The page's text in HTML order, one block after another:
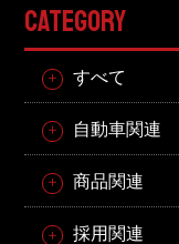
CATEGORY
すべて
自動車関連
商品関連
採用関連